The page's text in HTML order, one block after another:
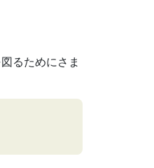
るためにさま